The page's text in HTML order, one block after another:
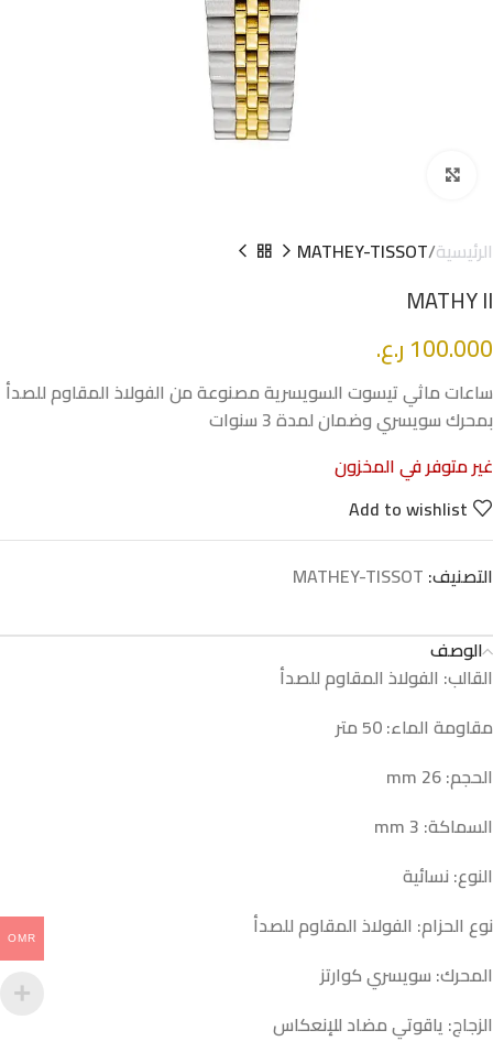
الرئيسية MATHEY-TISSOT
MATHY II
100.000 ر.ع.
ساعات ماثي تيسوت السويسرية مصنوعة من الفولاذ المقاوم للصدأ
بمحرك سويسري وضمان لمدة 3 سنوات
غير متوفر في المخزون
Add to wishlist
التصنيف: MATHEY-TISSOT
الوصف
القالب: الفولاذ المقاوم للصدأ
مقاومة الماء: 50 متر
الحجم: 26
mm
السماكة: 3
mm
النوع: نسائية
نوع الحزام: الفولاذ المقاوم للصدأ
المحرك: سويسري كوارتز
الزجاج: ياقوتي مضاد للإنعكاس
OMR